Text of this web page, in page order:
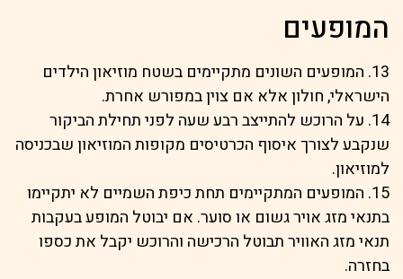
המופעים
13. המופעים השונים מתקיימים בשטח מוזיאון הילדים
הישראלי, חולון אלא אם צוין במפורש אחרת.
14. על הרוכש להתייצב רבע שעה לפני תחילת הביקור
שנקבע לצורך איסוף הכרטיסים מקופות המוזיאון שבכניסה
למוזיאון.
15. המופעים המתקיימים תחת כיפת השמיים לא יתקיימו
בתנאי מזג אויר גשום או סוער. אם יבוטל המופע בעקבות
תנאי מזג האוויר תבוטל הרכישה והרוכש יקבל את כספו
בחזרה.